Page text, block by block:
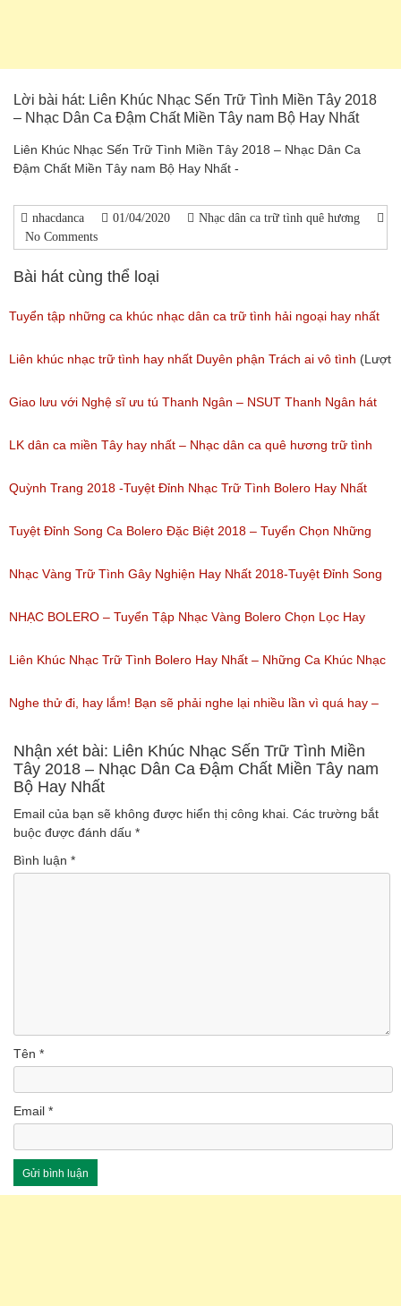
Lời bài hát: Liên Khúc Nhạc Sến Trữ Tình Miền Tây 2018
– Nhạc Dân Ca Đậm Chất Miền Tây nam Bộ Hay Nhất
Liên Khúc Nhạc Sến Trữ Tình Miền Tây 2018 – Nhạc Dân Ca
Đậm Chất Miền Tây nam Bộ Hay Nhất -
nhacdanca 01/04/2020
Nhạc dân ca trữ tình quê hương
No Comments
Bài hát cùng thể loại
Tuyển tập những ca khúc nhạc dân ca trữ tình hải ngoại hay nhất
(Lượt nghe: 277)
Liên khúc nhạc trữ tình hay nhất Duyên phận Trách ai vô tình (Lượt
nghe: 193)
Giao lưu với Nghệ sĩ ưu tú Thanh Ngân – NSUT Thanh Ngân hát
Bolero
(Lượt nghe: 80)
LK dân ca miền Tây hay nhất – Nhạc dân ca quê hương trữ tình
miền tây hay nhất
(Lượt nghe: 184)
Quỳnh Trang 2018 -Tuyệt Đỉnh Nhạc Trữ Tình Bolero Hay Nhất
Của Quỳnh Trang 2018
(Lượt nghe: 155)
Tuyệt Đỉnh Song Ca Bolero Đặc Biệt 2018 – Tuyển Chọn Những
Bài Hát Song Ca Nhạc Vàng Bolero Hay Nhất
(Lượt nghe: 218)
Nhạc Vàng Trữ Tình Gây Nghiện Hay Nhất 2018-Tuyệt Đỉnh Song
Ca Thiên Quang Quỳnh Trang Ngọt Ngào
(Lượt nghe: 219)
NHẠC BOLERO – Tuyển Tập Nhạc Vàng Bolero Chọn Lọc Hay
Nhất / Tuyệt Đỉnh Bolero
(Lượt nghe: 99)
Liên Khúc Nhạc Trữ Tình Bolero Hay Nhất – Những Ca Khúc Nhạc
Vàng Trữ Tình Hay Nhất 2018
(Lượt nghe: 75)
Nghe thử đi, hay lắm! Bạn sẽ phải nghe lại nhiều lần vì quá hay –
Nhạc miền Tây đặc sắc
(Lượt nghe: 46)
Nhận xét bài: Liên Khúc Nhạc Sến Trữ Tình Miền
Tây 2018 – Nhạc Dân Ca Đậm Chất Miền Tây nam
Bộ Hay Nhất
Email của bạn sẽ không được hiển thị công khai. Các trường bắt
buộc được đánh dấu *
Bình luận *
Tên *
Email *